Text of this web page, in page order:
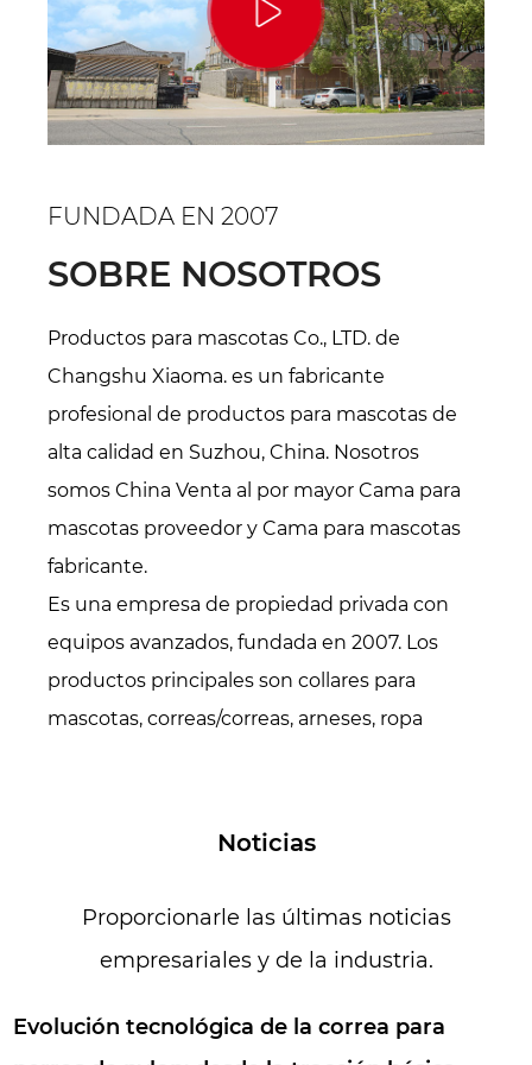
FUNDADA EN 2007
SOBRE NOSOTROS
Productos para mascotas Co., LTD. de
Changshu Xiaoma. es un fabricante
profesional de productos para mascotas de
alta calidad en Suzhou, China. Nosotros
somosChina Venta al por mayor Cama para
mascotas proveedor yCama para mascotas
fabricante.
Es una empresa de propiedad privada con
equipos avanzados, fundada en 2007. Los
productos principales son collares para
mascotas, correas/correas, arneses, ropa
salvavidas, suéteres, etc.), accesorios para
camas/colchonetas para mascotas, también
especializados en todo tipo de cinchas.
200 trabajadores y 15.000 metros cuadrados
Noticias
Proporcionarle las últimas noticias
empresariales y de la industria.
de la correa para
¿Qué